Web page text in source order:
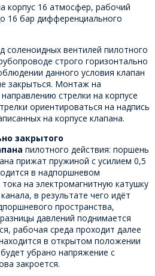
корпус 16 атмосфер, рабочий
16 бар дифференциального
соленоидных вентилей пилотного
строго горизонтально
данного условия клапан
закрыться. Монтаж на
стрелки на корпусе
ориентироваться на надпись
на корпусе клапана.
закрытого
пилотного действия: поршень
прижат пружиной с усилием 0,5
в надпоршневом
на электромагнитную катушку
в результате чего идёт
пространства,
давлений поднимается
рабочая среда проходит далее
в открытом положении
убрано напряжение с
закроется.